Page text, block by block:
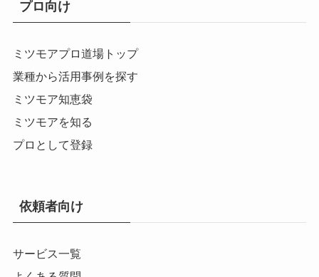
プロ向け
ミツモアプロ道場トップ
業種から活用事例を探す
ミツモア知恵袋
ミツモアを知る
プロとして登録
依頼者向け
サービス一覧